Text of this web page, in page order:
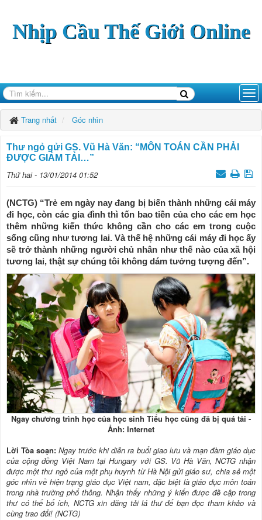
Nhịp Cầu Thế Giới Online
Trang nhất Góc nhìn
Thư ngỏ gửi GS. Vũ Hà Văn: “MÔN TOÁN CẦN PHẢI
ĐƯỢC GIẢM TẢI…”
Thứ hai - 13/01/2014 01:52
(NCTG) “Trẻ em ngày nay đang bị biến thành những cái máy
đi học, còn các gia đình thì tốn bao tiền của cho các em học
thêm những kiến thức không cần cho các em trong cuộc
sống cũng như tương lai. Và thế hệ những cái máy đi học ấy
sẽ trở thành những người chủ nhân như thế nào của xã hội
tương lai, thật sự chúng tôi không dám tưởng tượng đến”.
Ngay chương trình học của học sinh Tiểu học cũng đã bị quá tải -
Ảnh: Internet
Lời Tòa soạn: Ngay trước khi diễn ra buổi giao lưu và mạn đàm giáo dục
của cộng đồng Việt Nam tại Hungary với GS. Vũ Hà Văn, NCTG nhận
được một thư ngỏ của một phụ huynh từ Hà Nội gửi giáo sư, chia sẻ một
góc nhìn về hiện trạng giáo dục Việt nam, đặc biệt là giáo dục môn toán
trong nhà trường phổ thông. Nhận thấy những ý kiến được đề cập trong
thư có thể bổ ích, NCTG xin đăng tải lá thư để bạn đọc tham khảo và
cùng trao đổi! (NCTG)